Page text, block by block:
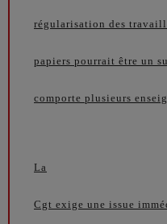
régularisation des
papiers pourrait être un
comporte plusieurs
La
Cgt exige une issue